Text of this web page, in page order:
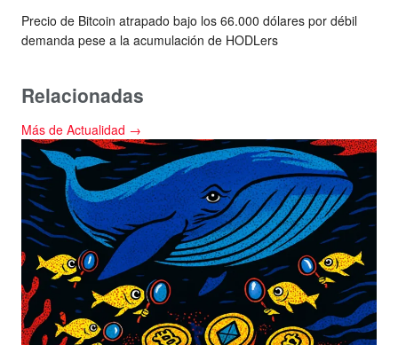
Precio de Bitcoin atrapado bajo los 66.000 dólares por débil
demanda pese a la acumulación de HODLers
Relacionadas
Más de Actualidad →